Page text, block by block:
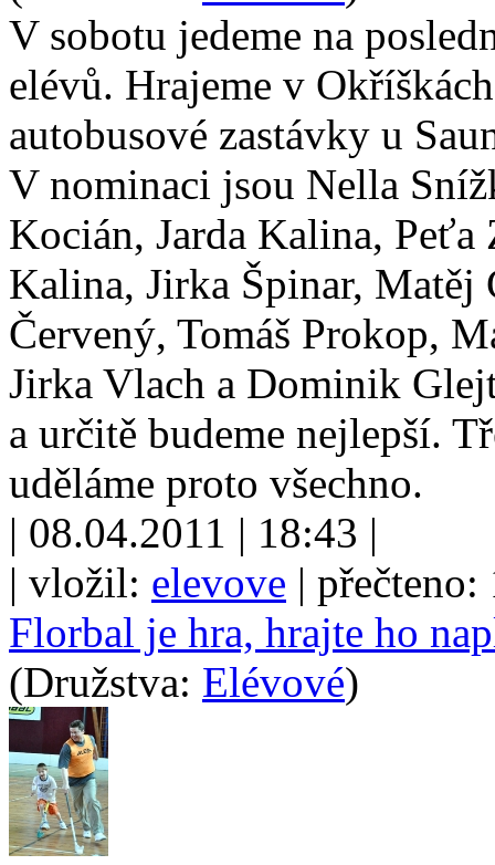
V sobotu jedeme na
elévů. Hrajeme v
autobusové zastávky u
V nominaci jsou Nella
Kocián, Jarda Kalina,
Kalina, Jirka Špinar, Matěj
Červený, Tomáš Prokop,
Jirka Vlach a Dominik
a určitě budeme nejlepší.
uděláme proto všechno.
| 08.04.2011 | 18:43 |
| vložil: elevove |
Florbal je hra, hrajte ho
(Družstva: Elévové)